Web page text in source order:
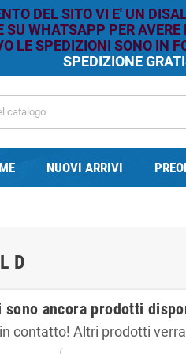
DEL SITO VI E' UN
SU WHATSAPP PER
LE SPEDIZIONI SONO IN
SPEDIZIONE
NUOVI ARRIVI
D
sono ancora prodotti
contatto! Altri prodotti